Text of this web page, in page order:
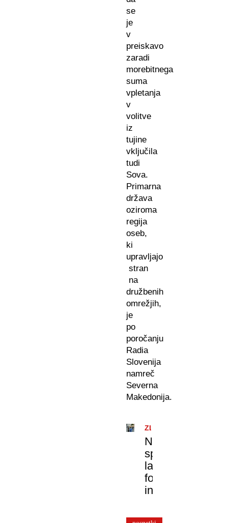
se
je
v
preiskavo
zaradi
morebitnega
suma
vpletanja
v
volitve
iz
tujine
vključila
tudi
Sova.
Primarna
država
oziroma
regija
oseb,
ki
upravljajo
stran
na
družbenih
omrežjih,
je
po
poročanju
Radia
Slovenija
namreč
Severna
Makedonija.
ZLORABA
Na
spletu
lažne
fotografije
in
gole